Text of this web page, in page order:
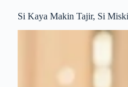
Si Kaya Makin Tajir, Si